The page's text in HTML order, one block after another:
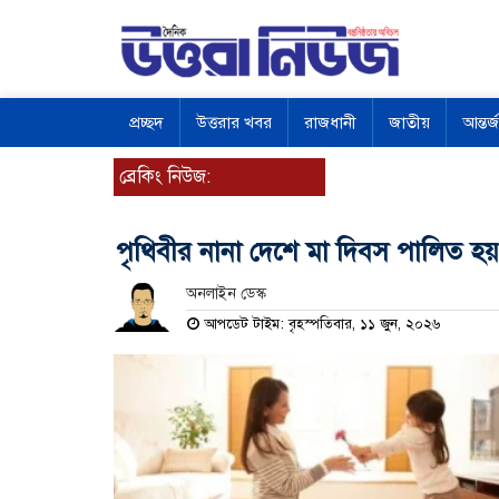
প্রচ্ছদ উত্তরার খবর রাজধানী জাতীয়
ব্রেকিং নিউজ:
পৃথিবীর নানা দেশে মা দিবস পালিত
অনলাইন ডেস্ক
আপডেট টাইম: বৃহস্পতিবার, ১১ জুন, ২০২৬